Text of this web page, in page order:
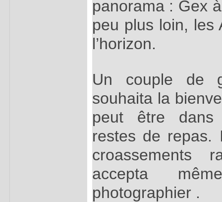
panorama : Gex
peu plus loin, les
l’horizon.
Un couple de
souhaita la
peut être dans
restes de repas.
croassements
accepta
photographier .